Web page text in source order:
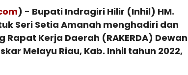
) - Bupati Indragiri Hilir (Inhil) HM.
Seri Setia Amanah menghadiri dan
Kerja Daerah (RAKERDA) Dewan
Melayu Riau, Kab. Inhil tahun 2022,